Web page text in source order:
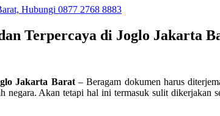
Terpercaya di Joglo Jakarta
Jakarta Barat– Beragam dokumen harus
Akan tetapi hal ini termasuk sulit dikerjakan